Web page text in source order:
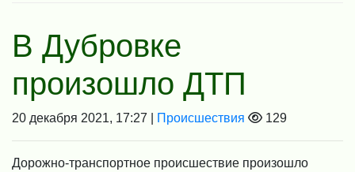
В Дубровке
произошло ДТП
20 декабря 2021, 17:27 | Происшествия 129
Дорожно-транспортное происшествие произошло